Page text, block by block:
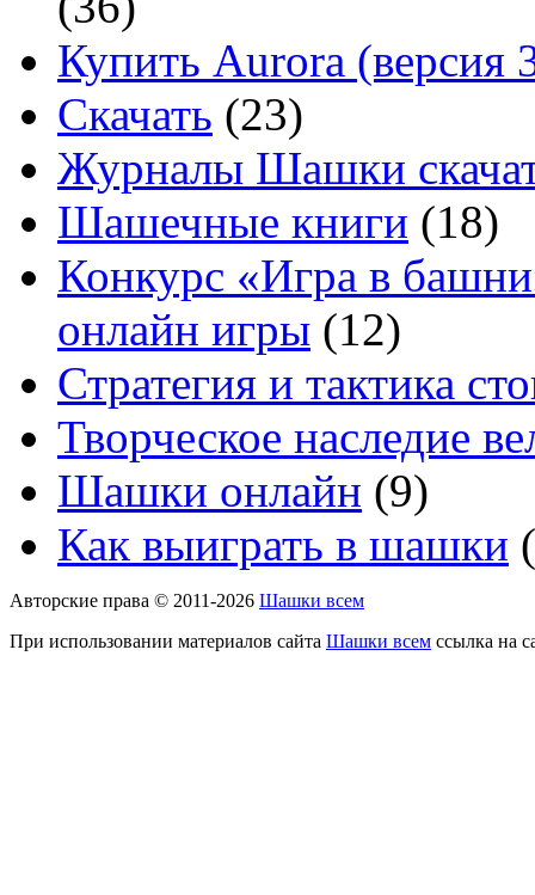
Купить Aurora (версия
Скачать (23)
Журналы Шашки
Шашечные книги (18)
Конкурс «Игра в
онлайн игры (12)
Стратегия и тактика
Творческое наследие
Шашки онлайн (9)
Как выиграть в шашки
Авторские права © 2011-2026 Шашки всем
При использовании материалов сайта Шашки всем ссылка на